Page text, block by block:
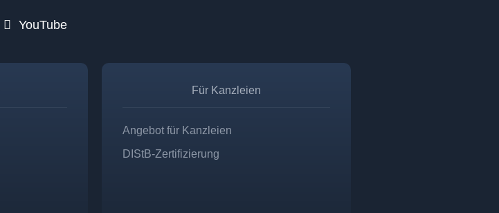
YouTube
Für Kanzleien
Angebot für Kanzleien
DIStB-Zertifizierung